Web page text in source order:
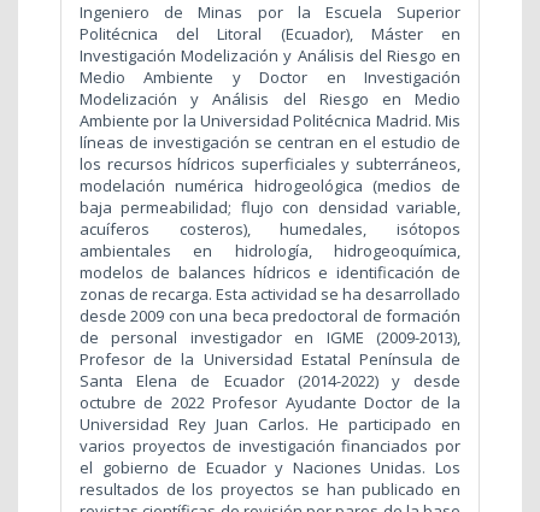
Ingeniero de Minas por la Escuela Superior
Politécnica del Litoral (Ecuador), Máster en
Investigación Modelización y Análisis del Riesgo en
Medio Ambiente y Doctor en Investigación
Modelización y Análisis del Riesgo en Medio
Ambiente por la Universidad Politécnica Madrid. Mis
líneas de investigación se centran en el estudio de
los recursos hídricos superficiales y subterráneos,
modelación numérica hidrogeológica (medios de
baja permeabilidad; flujo con densidad variable,
acuíferos costeros), humedales, isótopos
ambientales en hidrología, hidrogeoquímica,
modelos de balances hídricos e identificación de
zonas de recarga. Esta actividad se ha desarrollado
desde 2009 con una beca predoctoral de formación
de personal investigador en IGME (2009-2013),
Profesor de la Universidad Estatal Península de
Santa Elena de Ecuador (2014-2022) y desde
octubre de 2022 Profesor Ayudante Doctor de la
Universidad Rey Juan Carlos. He participado en
varios proyectos de investigación financiados por
el gobierno de Ecuador y Naciones Unidas. Los
resultados de los proyectos se han publicado en